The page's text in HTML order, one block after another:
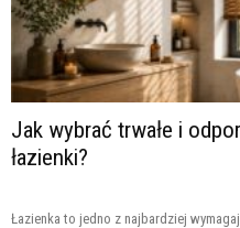
Jak wybrać trwałe i
łazienki?
Łazienka to jedno z najbardziej